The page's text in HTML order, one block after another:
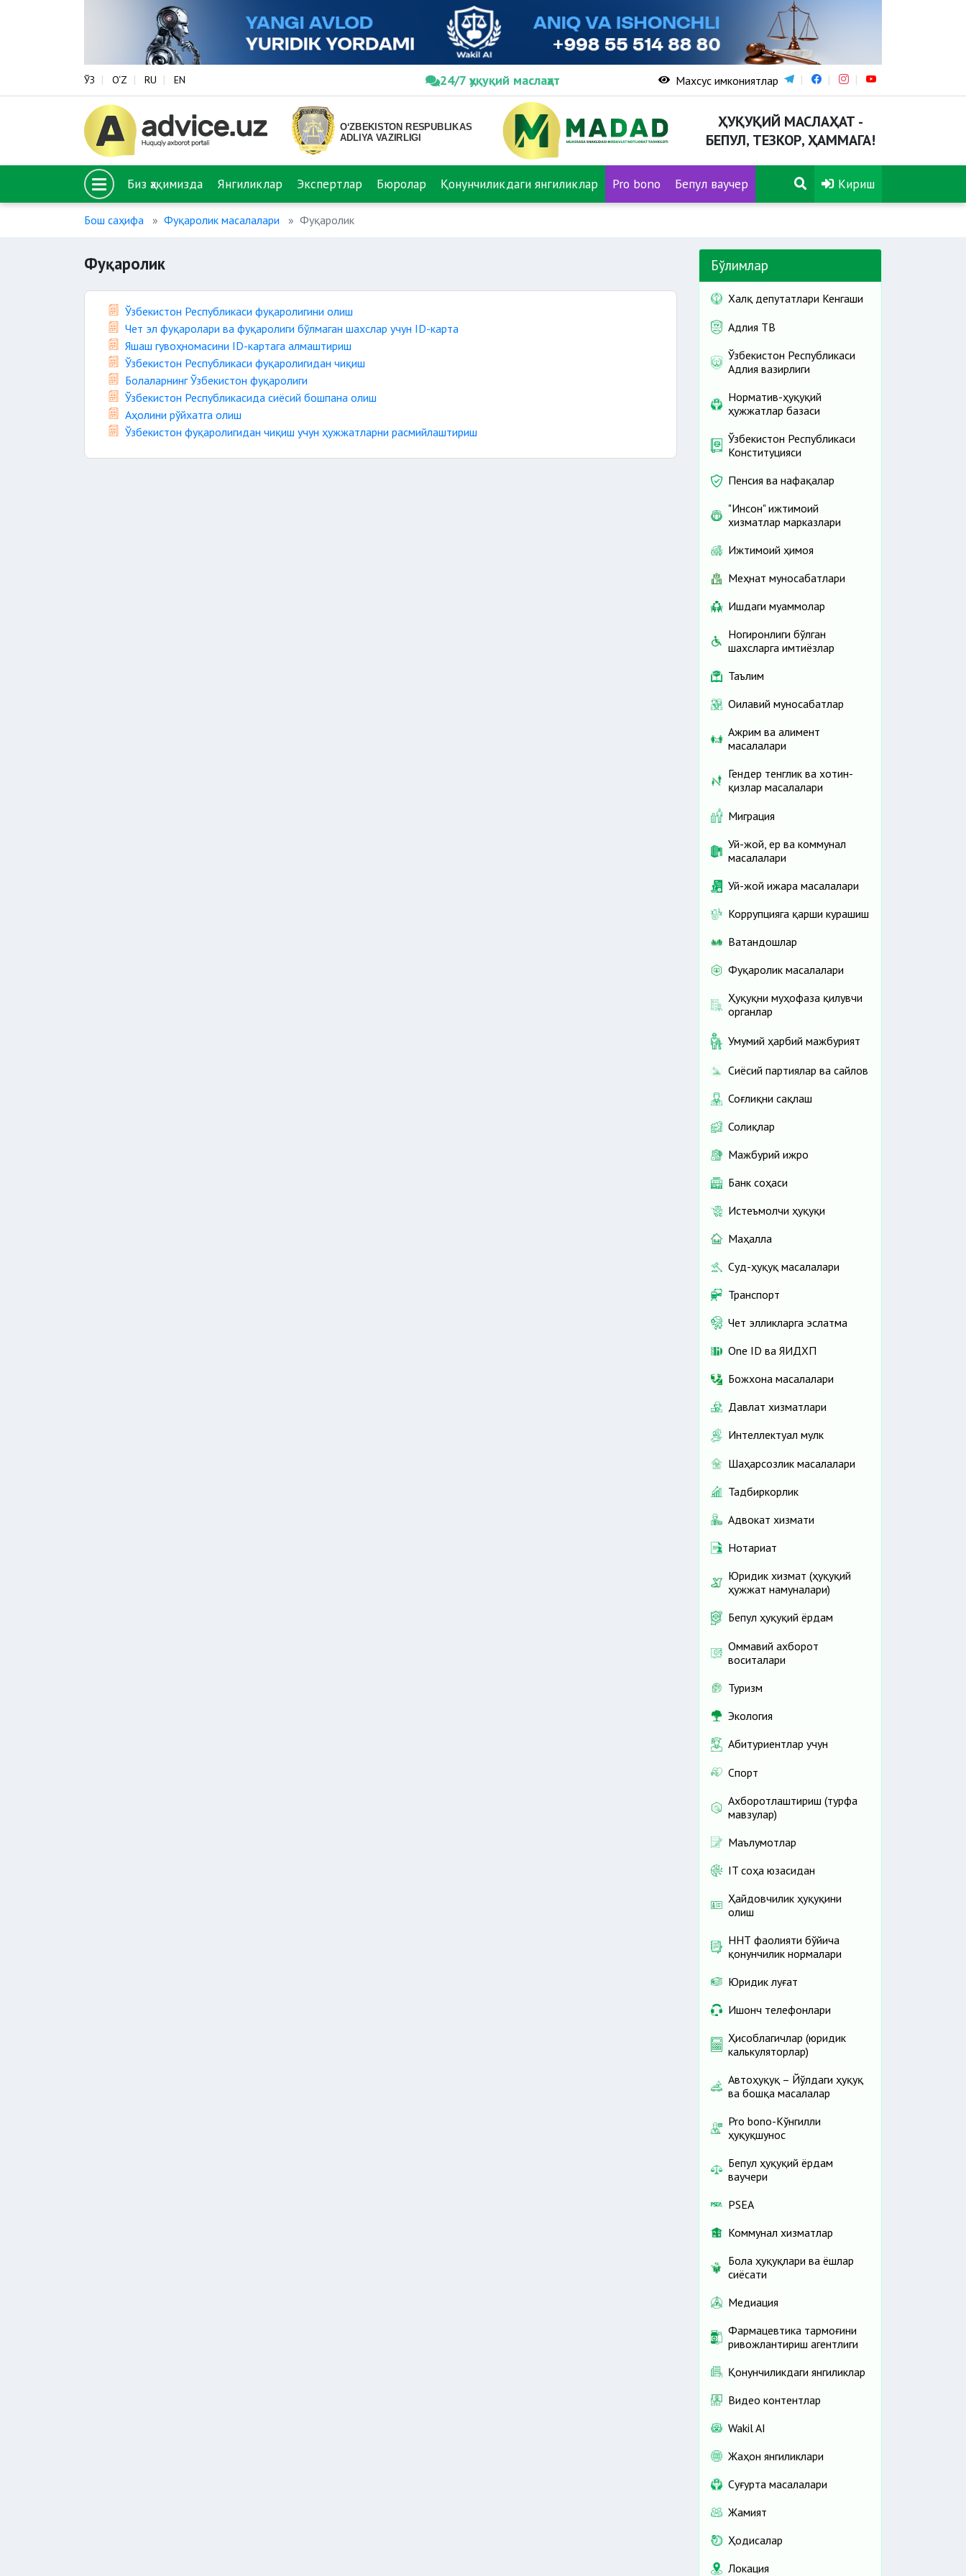
ЎЗ O‘Z RU EN 24/7 ҳуқуқий маслаҳат Махсус имкониятлар
ҲУҚУҚИЙ МАСЛАҲАТ -
БЕПУЛ, ТЕЗКОР, ҲАММАГА!
Биз ҳақимизда Янгиликлар Экспертлар Бюролар Қонунчиликдаги янгиликлар Pro bono Бепул ваучер Кириш
Бош саҳифа Фуқаролик масалалари Фуқаролик
Фуқаролик
Ўзбекистон Республикаси фуқаролигини олиш
Чет эл фуқаролари ва фуқаролиги бўлмаган шахслар учун ID-карта
Яшаш гувоҳномасини ID-картага алмаштириш
Ўзбекистон Республикаси фуқаролигидан чиқиш
Болаларнинг Ўзбекистон фуқаролиги
Ўзбекистон Республикасида сиёсий бошпана олиш
Аҳолини рўйхатга олиш
Ўзбекистон фуқаролигидан чиқиш учун ҳужжатларни расмийлаштириш
Бўлимлар
Халқ депутатлари Кенгаши
Адлия ТВ
Ўзбекистон Республикаси
Адлия вазирлиги
Норматив-ҳуқуқий
ҳужжатлар базаси
Ўзбекистон Республикаси
Конституцияси
Пенсия ва нафақалар
"Инсон" ижтимоий
хизматлар марказлари
Ижтимоий ҳимоя
Меҳнат муносабатлари
Ишдаги муаммолар
Ногиронлиги бўлган
шахсларга имтиёзлар
Таълим
Оилавий муносабатлар
Ажрим ва алимент
масалалари
Гендер тенглик ва хотин-
қизлар масалалари
Миграция
Уй-жой, ер ва коммунал
масалалари
Уй-жой ижара масалалари
Коррупцияга қарши курашиш
Ватандошлар
Фуқаролик масалалари
Ҳуқуқни муҳофаза қилувчи
органлар
Умумий ҳарбий мажбурият
Сиёсий партиялар ва сайлов
Соғлиқни сақлаш
Солиқлар
Мажбурий ижро
Банк соҳаси
Истеъмолчи ҳуқуқи
Маҳалла
Суд-ҳуқуқ масалалари
Транспорт
Чет элликларга эслатма
One ID ва ЯИДХП
Божхона масалалари
Давлат хизматлари
Интеллектуал мулк
Шаҳарсозлик масалалари
Тадбиркорлик
Адвокат хизмати
Нотариат
Юридик хизмат (ҳуқуқий
ҳужжат намуналари)
Бепул ҳуқуқий ёрдам
Оммавий ахборот
воситалари
Туризм
Экология
Абитуриентлар учун
Спорт
Ахборотлаштириш (турфа
мавзулар)
Маълумотлар
IT соҳа юзасидан
Ҳайдовчилик ҳуқуқини
олиш
ННТ фаолияти бўйича
қонунчилик нормалари
Юридик луғат
Ишонч телефонлари
Ҳисоблагичлар (юридик
калькуляторлар)
Автоҳуқуқ – Йўлдаги ҳуқуқ
ва бошқа масалалар
Pro bono-Кўнгилли
ҳуқуқшунос
Бепул ҳуқуқий ёрдам
ваучери
PSEA
Коммунал хизматлар
Бола ҳуқуқлари ва ёшлар
сиёсати
Медиация
Фармацевтика тармоғини
ривожлантириш агентлиги
Қонунчиликдаги янгиликлар
Видео контентлар
Wakil AI
Жаҳон янгиликлари
Cуғурта масалалари
Жамият
Ҳодисалар
Локация